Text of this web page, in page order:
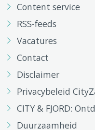
Content service
RSS-feeds
Vacatures
Contact
Disclaimer
Privacybeleid
CITY & FJORD:
Duurzaamheid